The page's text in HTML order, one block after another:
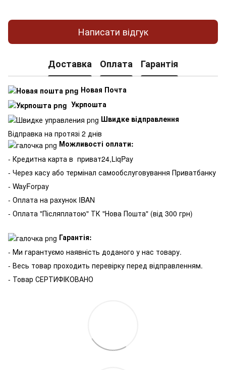
Написати відгук
Доставка Оплата Гарантія
Новая Почта
Укрпошта
Швидке відправлення
Відправка на протязі 2 днів
Можливості оплати:
- Кредитна карта в приват24,LiqPay
- Через касу або термінал самообслуговування Приватбанку
- WayForpay
- Оплата на рахунок IBAN
- Оплата "Післяплатою" ТК "Нова Пошта" (від 300 грн)
Гарантія:
- Ми гарантуємо наявність доданого у нас товару.
- Весь товар проходить перевірку перед відправленням.
- Товар СЕРТИФІКОВАНО